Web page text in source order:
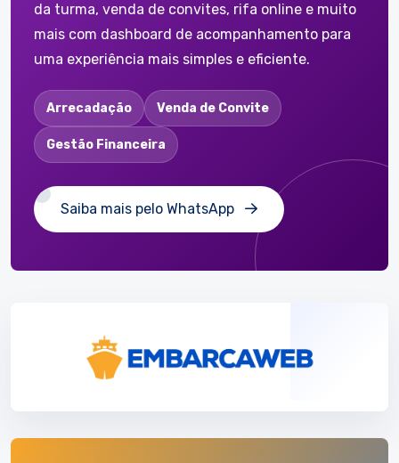
da turma, venda de convites, rifa online e muito
mais com dashboard de acompanhamento para
uma experiência mais simples e eficiente.
Arrecadação Venda de Convite
Gestão Financeira
Saiba mais pelo WhatsApp